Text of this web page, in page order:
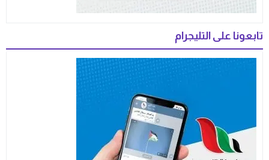
تابعونا على التليجرام